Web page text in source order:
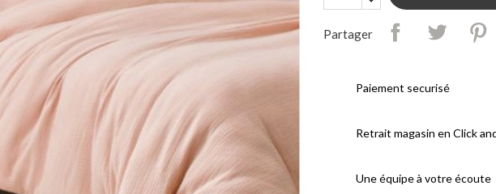
Partager
Paiement securisé
Retrait magasin en Click
Une équipe à votre écoute